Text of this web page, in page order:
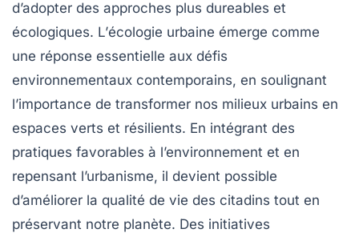
d’adopter des approches plus dureables et
écologiques. L’écologie urbaine émerge comme
une réponse essentielle aux défis
environnementaux contemporains, en soulignant
l’importance de transformer nos milieux urbains en
espaces verts et résilients. En intégrant des
pratiques favorables à l’environnement et en
repensant l’urbanisme, il devient possible
d’améliorer la qualité de vie des citadins tout en
préservant notre planète. Des initiatives